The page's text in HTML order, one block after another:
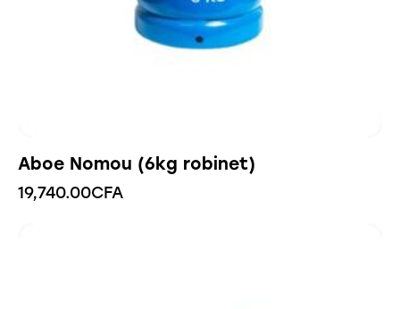
Aboe Nomou (6kg robinet)
19,740.00CFA